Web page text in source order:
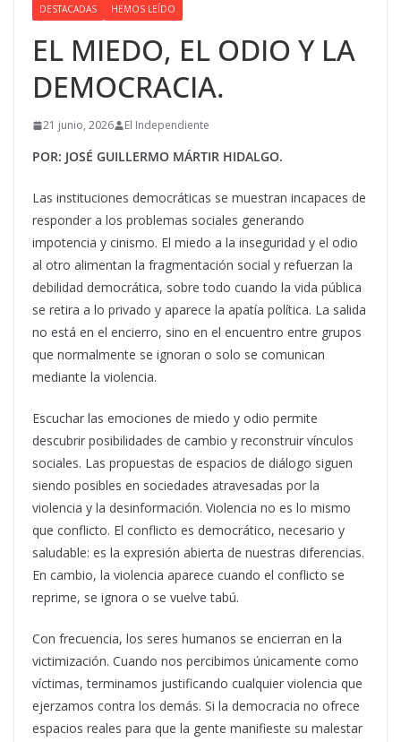
DESTACADAS HEMOS LEÍDO
EL MIEDO, EL ODIO Y LA
DEMOCRACIA.
21 junio, 2026 El Independiente
POR: JOSÉ GUILLERMO MÁRTIR HIDALGO.
Las instituciones democráticas se muestran incapaces de
responder a los problemas sociales generando
impotencia y cinismo. El miedo a la inseguridad y el odio
al otro alimentan la fragmentación social y refuerzan la
debilidad democrática, sobre todo cuando la vida pública
se retira a lo privado y aparece la apatía política. La salida
no está en el encierro, sino en el encuentro entre grupos
que normalmente se ignoran o solo se comunican
mediante la violencia.
Escuchar las emociones de miedo y odio permite
descubrir posibilidades de cambio y reconstruir vínculos
sociales. Las propuestas de espacios de diálogo siguen
siendo posibles en sociedades atravesadas por la
violencia y la desinformación. Violencia no es lo mismo
que conflicto. El conflicto es democrático, necesario y
saludable: es la expresión abierta de nuestras diferencias.
En cambio, la violencia aparece cuando el conflicto se
reprime, se ignora o se vuelve tabú.
Con frecuencia, los seres humanos se encierran en la
victimización. Cuando nos percibimos únicamente como
víctimas, terminamos justificando cualquier violencia que
ejerzamos contra los demás. Si la democracia no ofrece
espacios reales para que la gente manifieste su malestar